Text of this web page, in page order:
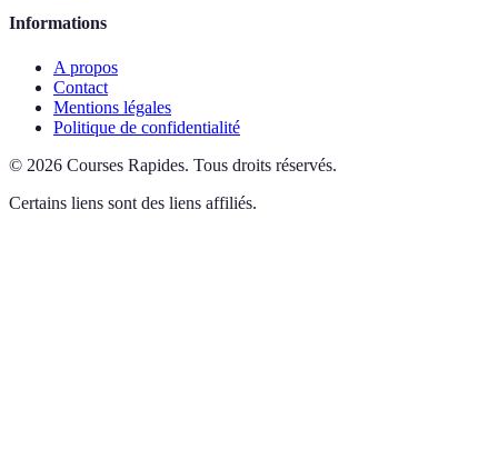
Informations
A propos
Contact
Mentions légales
Politique de confidentialité
© 2026 Courses Rapides. Tous droits réservés.
Certains liens sont des liens affiliés.